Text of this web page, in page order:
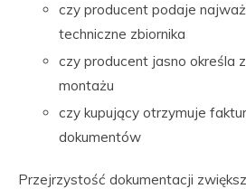
czy producent podaje
techniczne zbiornika
czy producent jasno określa
montażu
czy kupujący otrzymuje
dokumentów
Przejrzystość dokumentacji